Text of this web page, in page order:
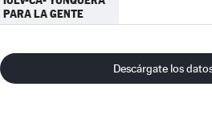
PARA LA GENTE
Descárgate los